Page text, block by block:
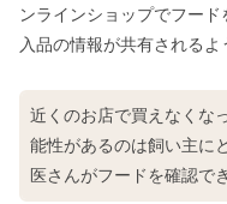
ンラインショップでフー
入品の情報が共有されるよ
近くのお店で買えなくな
能性があるのは飼い主に
医さんがフードを確認で